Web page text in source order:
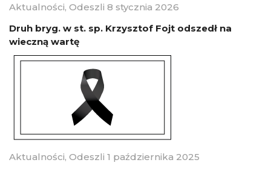
Aktualności, Odeszli 8 stycznia 2026
Druh bryg. w st. sp. Krzysztof Fojt odszedł na
wieczną wartę
Aktualności, Odeszli 1 października 2025